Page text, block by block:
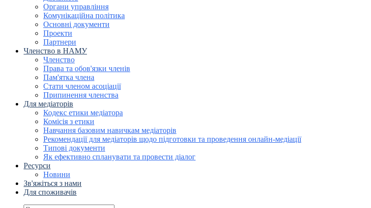
Органи управління
Комунікаційна політика
Основні документи
Проекти
Партнери
Членство в НАМУ
Членство
Права та обов'язки членів
Пам'ятка члена
Стати членом асоціації
Припинення членства
Для медіаторів
Кодекс етики медіатора
Комісія з етики
Навчання базовим навичкам медіаторів
Рекомендації для медіаторів щодо підготовки та проведення онлайн-медіації
Типові документи
Як ефективно спланувати та провести діалог
Ресурси
Новини
Зв'яжіться з нами
Для споживачів